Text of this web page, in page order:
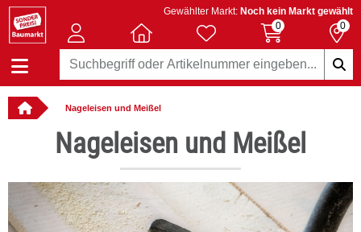
Gewählter Markt: Noch kein Markt gewählt
0
0
Nageleisen und Meißel
online bestellbar
Nageleisen und Meißel